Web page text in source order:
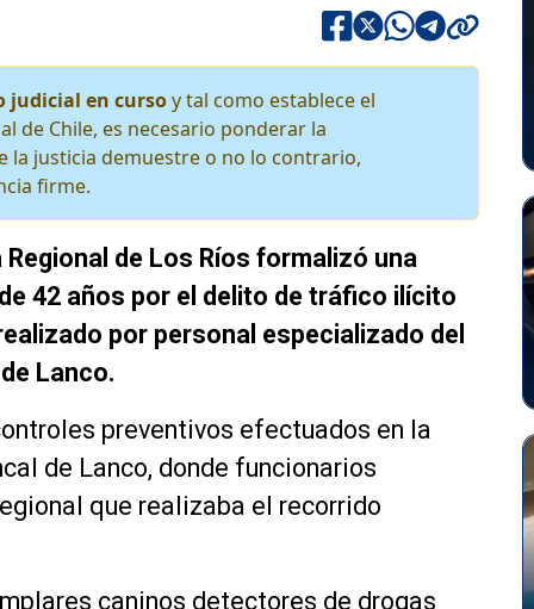
judicial en cursoy tal como establece el
de Chile, es necesario ponderar la
la justicia demuestre o no lo contrario,
firme.
Regional de Los Ríos formalizó una
42 años por el delito de tráfico ilícito
por personal especializado del
Lanco.
preventivos efectuados en la
de Lanco, donde funcionarios
que realizaba el recorrido
caninos detectores de drogas